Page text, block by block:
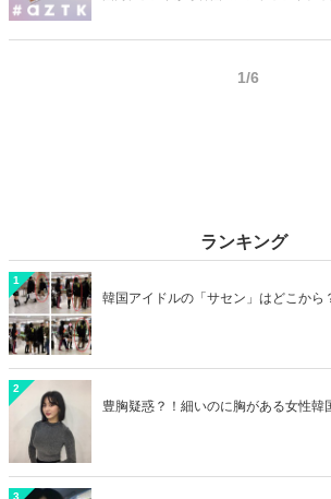
1/6
ランキング
1
韓国アイドルの「サセン」はどこから
2
豊胸疑惑？！細いのに胸がある女性
3